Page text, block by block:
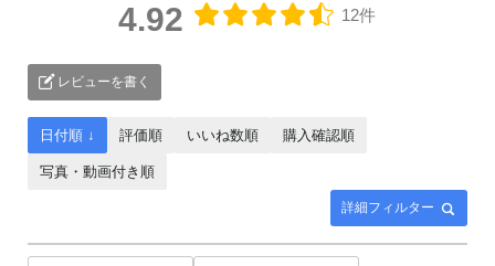
4.92 12件
レビューを書く
詳細フィルター
日付順 ↓ 評価順 いいね数順 購入確認順
写真・動画付き順